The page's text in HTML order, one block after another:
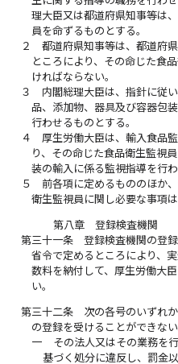
理大臣又は都道府県知事等は
員を命ずるものとする。
２
都道府県知事等は、都道府
ところにより、その命じた食
ければならない。
３
内閣総理大臣は、指針に従
品、添加物、器具及び容器包
行わせるものとする。
４
厚生労働大臣は、輸入食品
り、その命じた食品衛生監視
装の輸入に係る監視指導を行
５
前各項に定めるもののほか
衛生監視員に関し必要な事項
第八章 登録検査機関
第三十一条
登録検査機関の登
省令で定めるところにより、
数料を納付して、厚生労働大
い。
第三十二条
次の各号のいずれ
の登録を受けることができない
一
その法人又はその業務を
基づく処分に違反し、罰金